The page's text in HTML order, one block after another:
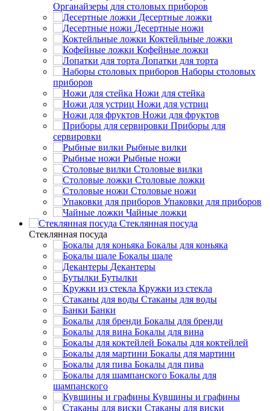
Органайзеры для столовых приборов
Десертные ложки
Десертные ножи
Коктейльные ложки
Кофейные ложки
Лопатки для торта
Наборы столовых
приборов
Ножи для стейка
Ножи для устриц
Ножи для фруктов
Приборы для
сервировки
Рыбные вилки
Рыбные ножи
Столовые вилки
Столовые ложки
Столовые ножи
Упаковки для приборов
Чайные ложки
Стеклянная посуда
Стеклянная посуда
Бокалы для коньяка
Бокалы шале
Декантеры
Бутылки
Кружки из стекла
Стаканы для воды
Банки
Бокалы для бренди
Бокалы для вина
Бокалы для коктейлей
Бокалы для мартини
Бокалы для пива
Бокалы для
шампанского
Кувшины и графины
Стаканы для виски